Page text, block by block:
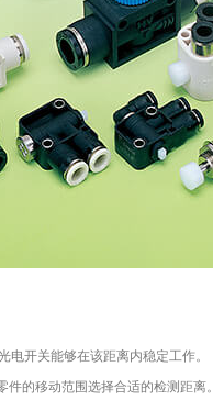
电开关能够在该距离内稳定工作。
的移动范围选择合适的检测距离。